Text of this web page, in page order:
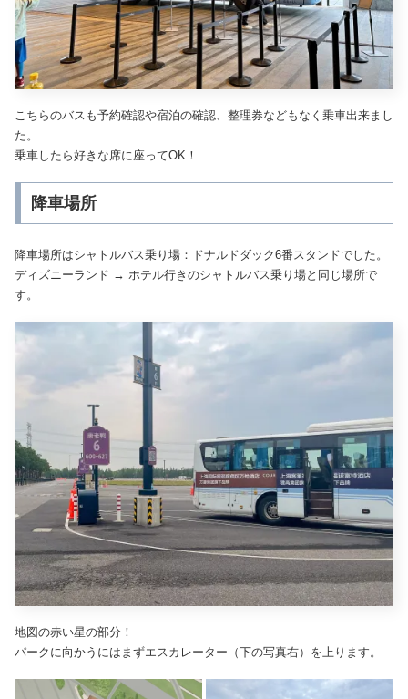
こちらのバスも予約確認や宿泊の確認、整理券などもなく乗車出来まし
た。
乗車したら好きな席に座ってOK！
降車場所
降車場所はシャトルバス乗り場：ドナルドダック6番スタンドでした。
ディズニーランド → ホテル行きのシャトルバス乗り場と同じ場所で
す。
地図の赤い星の部分！
パークに向かうにはまずエスカレーター（下の写真右）を上ります。